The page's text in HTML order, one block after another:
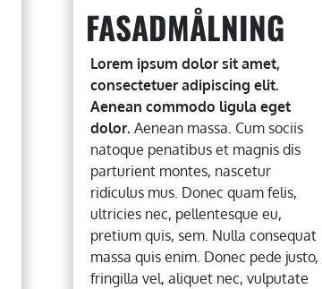
FASADMÅLNING
Lorem ipsum dolor sit amet,
consectetuer adipiscing elit.
Aenean commodo ligula eget
dolor. Aenean massa. Cum sociis
natoque penatibus et magnis dis
parturient montes, nascetur
ridiculus mus. Donec quam felis,
ultricies nec, pellentesque eu,
pretium quis, sem. Nulla consequat
massa quis enim. Donec pede justo,
fringilla vel, aliquet nec, vulputate